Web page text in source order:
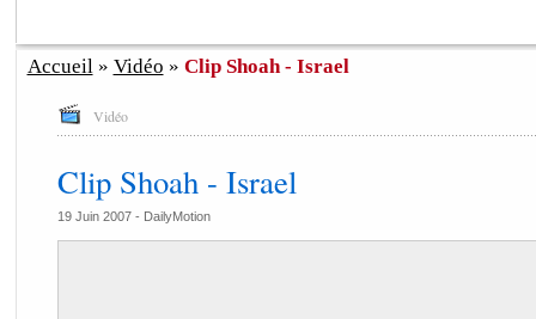
Accueil» Vidéo » Clip Shoah - Israel
Vidéo
Clip Shoah - Israel
19 Juin 2007 - DailyMotion